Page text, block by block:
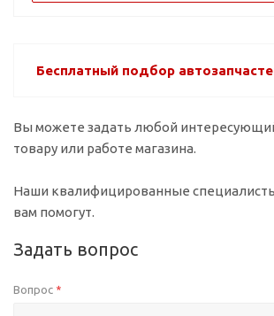
Бесплатный подбор
Вы можете задать любой
товару или работе магазина.
Наши квалифицированные
вам помогут.
Задать вопрос
Вопрос *